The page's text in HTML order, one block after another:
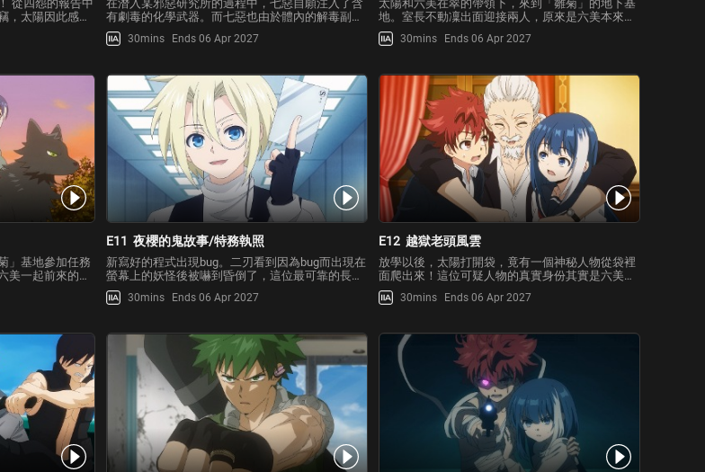
從四怨的報告中
，太陽因此感到
美在上學途中，
諜，她是會跟蹤
在潛入某邪惡研究所的過程中，七惡自願注入了含
有劇毒的化學武器。而七惡也由於體內的解毒副作
用而陷入睡眠。太陽為了回收七惡，前往邪惡研究
所，太陽遇到了直屬政府的諜報組織「雛菊」的蒼
作，卻發現「雛菊」的兩
30mins Ends 06 Apr 2027
太陽和六美在翠的帶領下，來到「雛菊」的地下基
地。室長不動凜出面迎接兩人，原來是六美本來就
會定期與雛菊舉辦茶會，就在這時，凶一郎闖入雛
菊基地，為了與凜搶奪六美而開打！兩人的攻防戰
挺身而出阻止兩人。本
30mins Ends 06 Apr 2027
」基地參加任務
美一起前來的凶
導致基地內變成
機悄悄離開的
E11 夜櫻的鬼故事/特務執照
新寫好的程式出現bug。二刃看到因為bug而出現在
螢幕上的妖怪後被嚇到昏倒了，這位最可靠的長
女，弱點竟然是「妖怪」和「詛咒」！風聲和天花
板嘎吱嘎吱的聲音，連四怨的開玩笑都讓二刃顫抖
整天纏著六美一刻
30mins Ends 06 Apr 2027
E12 越獄老頭風雲
放學以後，太陽打開袋，竟有一個神秘人物從袋裡
面爬出來！這位可疑人物的真實身份其實是六美的
外祖父夜櫻萬。為了祝賀外孫女與孫女婿的婚事，
而從監獄裡逃了出來，櫻萬輕輕鬆鬆地躲過了凶一
的指示下，太陽嘗試各
30mins Ends 06 Apr 2027